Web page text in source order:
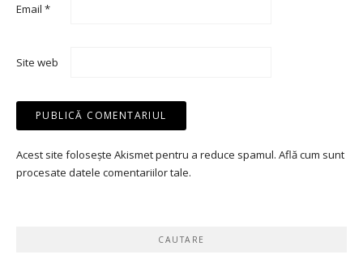
Email *
Site web
Acest site folosește Akismet pentru a reduce spamul. Află cum sunt
procesate datele comentariilor tale.
CAUTARE